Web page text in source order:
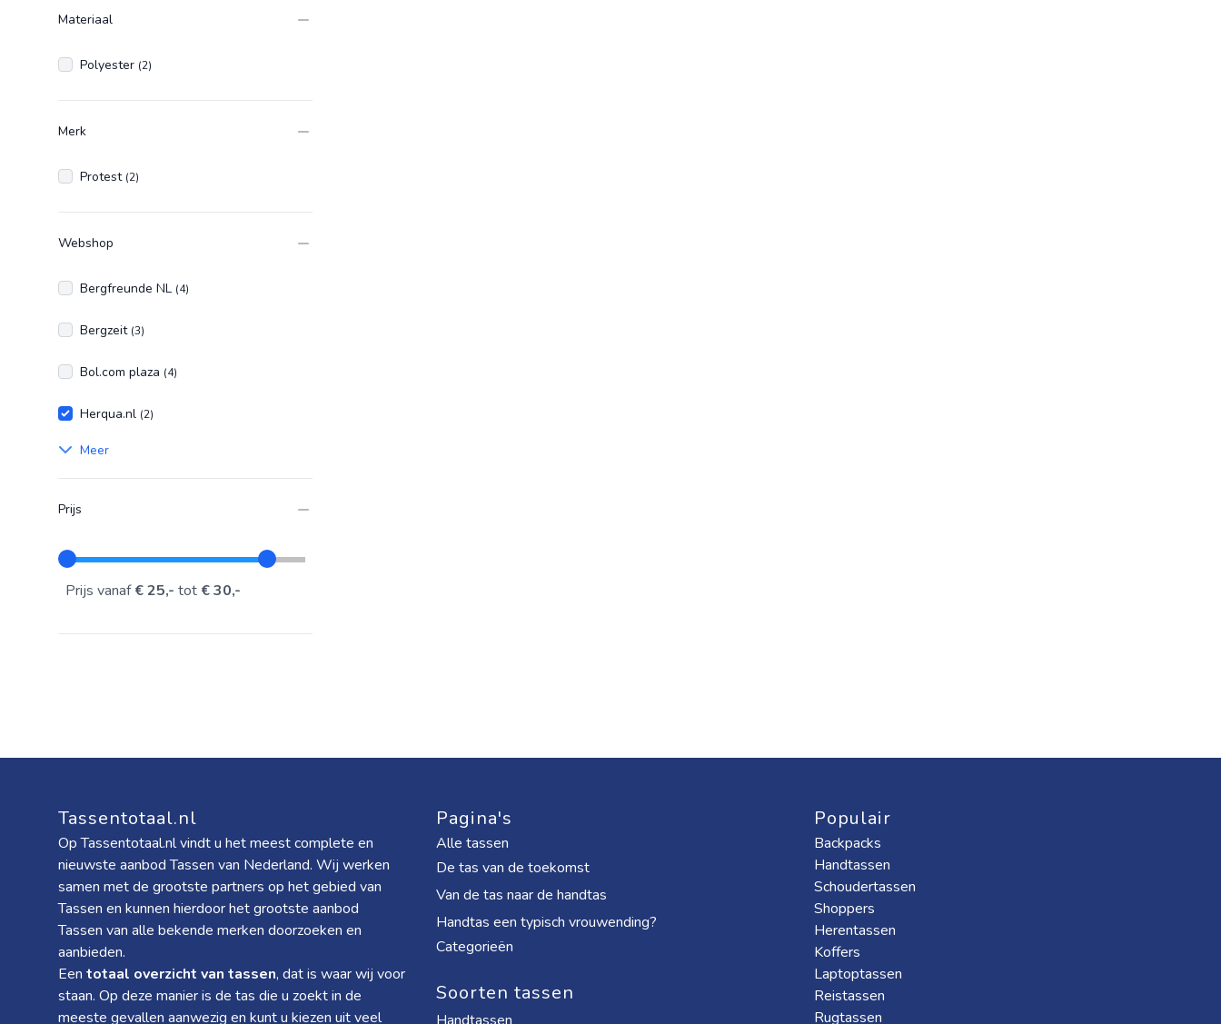
Materiaal
Polyester (2)
Merk
Protest (2)
Webshop
Bergfreunde NL (4)
Bergzeit (3)
Bol.com plaza (4)
Herqua.nl (2)
Meer
Prijs
Prijs vanaf€ 25,- tot € 30,-
Tassentotaal.nl
Op Tassentotaal.nl vindt u het meest complete en
nieuwste aanbod Tassen van Nederland. Wij werken
samen met de grootste partners op het gebied van
Tassen en kunnen hierdoor het grootste aanbod
Tassen van alle bekende merken doorzoeken en
aanbieden.
Een totaal overzicht van tassen, dat is waar wij voor
staan. Op deze manier is de tas die u zoekt in de
meeste gevallen aanwezig en kunt u kiezen uit veel
Pagina's
Alle tassen
De tas van de toekomst
Van de tas naar de handtas
Handtas een typisch vrouwending?
Categorieën
Soorten tassen
Populair
Backpacks
Handtassen
Schoudertassen
Shoppers
Herentassen
Koffers
Laptoptassen
Reistassen
Rugtassen